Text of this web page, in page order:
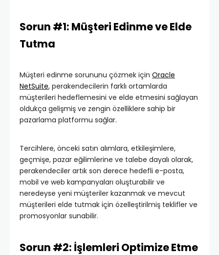
Sorun #1: Müşteri Edinme ve Elde
Tutma
Müşteri edinme sorununu çözmek için Oracle
NetSuite, perakendecilerin farklı ortamlarda
müşterileri hedeflemesini ve elde etmesini sağlayan
oldukça gelişmiş ve zengin özelliklere sahip bir
pazarlama platformu sağlar.
Tercihlere, önceki satın alımlara, etkileşimlere,
geçmişe, pazar eğilimlerine ve talebe dayalı olarak,
perakendeciler artık son derece hedefli e-posta,
mobil ve web kampanyaları oluşturabilir ve
neredeyse yeni müşteriler kazanmak ve mevcut
müşterileri elde tutmak için özelleştirilmiş teklifler ve
promosyonlar sunabilir.
Sorun #2: İşlemleri Optimize Etme